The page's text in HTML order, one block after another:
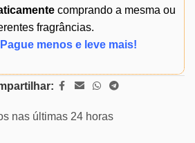
comprando a mesma ou
fragrâncias.
menos e leve mais!
nas últimas 24 horas